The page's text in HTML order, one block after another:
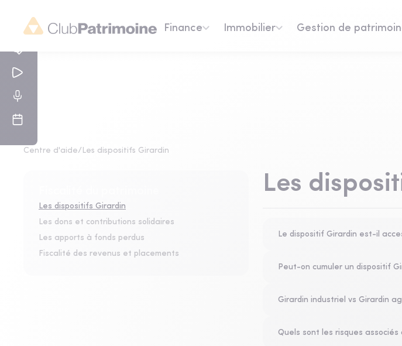
Finance Immobilier Gestion de
Centre d'aide/ Les dispositifs Girardin
Les dispositifs Girardin
Les dons et contributions solidaires
Les apports à fonds perdus
Fiscalité des revenus et placements
Les
Le dispositif Girardin est-il
Peut-on cumuler un dispositif
Girardin industriel vs Girardin
Quels sont les risques